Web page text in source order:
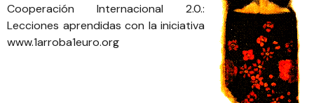
Cooperación Internacional 2.0.:
Lecciones aprendidas con la iniciativa
www.1arroba1euro.org